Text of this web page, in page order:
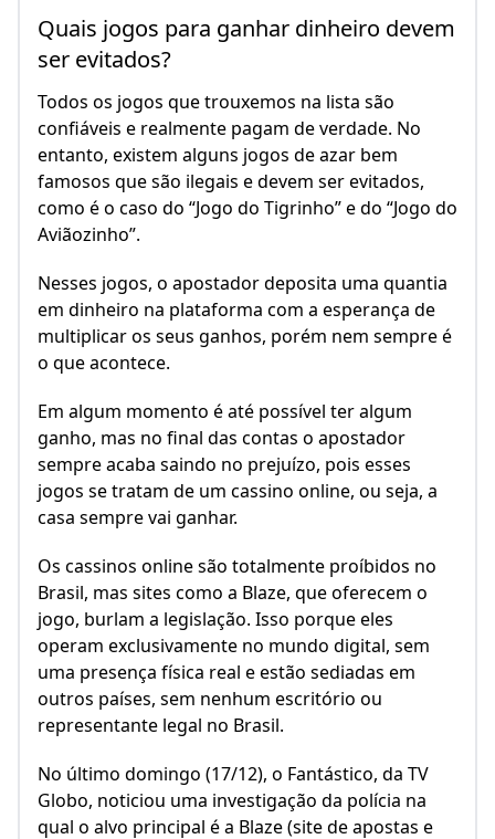
Quais jogos para ganhar dinheiro devem
ser evitados?
Todos os jogos que trouxemos na lista são
confiáveis e realmente pagam de verdade. No
entanto, existem alguns jogos de azar bem
famosos que são ilegais e devem ser evitados,
como é o caso do “Jogo do Tigrinho” e do “Jogo do
Aviãozinho”.
Nesses jogos, o apostador deposita uma quantia
em dinheiro na plataforma com a esperança de
multiplicar os seus ganhos, porém nem sempre é
o que acontece.
Em algum momento é até possível ter algum
ganho, mas no final das contas o apostador
sempre acaba saindo no prejuízo, pois esses
jogos se tratam de um cassino online, ou seja, a
casa sempre vai ganhar.
Os cassinos online são totalmente proíbidos no
Brasil, mas sites como a Blaze, que oferecem o
jogo, burlam a legislação. Isso porque eles
operam exclusivamente no mundo digital, sem
uma presença física real e estão sediadas em
outros países, sem nenhum escritório ou
representante legal no Brasil.
No último domingo (17/12), o Fantástico, da TV
Globo, noticiou uma investigação da polícia na
qual o alvo principal é a Blaze (site de apostas e